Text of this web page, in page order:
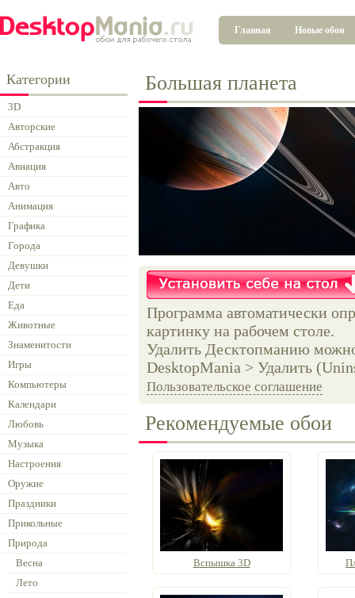
Главная Новые обои
Категории
3D
Авторские
Абстракция
Авиация
Авто
Анимация
Графика
Города
Девушки
Дети
Еда
Животные
Знаменитости
Игры
Компьютеры
Календари
Любовь
Музыка
Настроения
Оружие
Праздники
Прикольные
Природа
Весна
Лето
Большая планета
Программа автоматически
картинку на рабочем столе.
Удалить Десктопманию
DesktopMania > Удалить
Пользовательское соглашение
Рекомендуемые обои
Вспышка 3D